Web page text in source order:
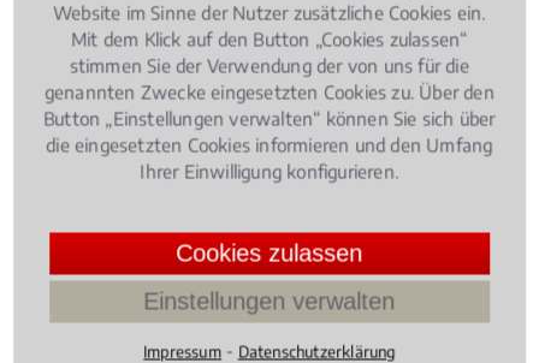
Fragen zur Online-Vermarktung
Ziehen Sie einen Experten ebenso zu Rate, wenn es
um Probleme bei der Online-Vermarktung von
Werken geht. Grundsätzlich gilt: Wer geschützte
Werke zumDownloadanbietet, begeht eine
Problem unserer (Internet-) Zeit, wogegen
zielgerichtet vorgegangen werden muss.
Presserechtliche Fragenstellungen
Website im Sinne der Nutzer zusätzliche Cookies ein.
Mit dem Klick auf den Button „Cookies zulassen“
stimmen Sie der Verwendung der von uns für die
genannten Zwecke eingesetzten Cookies zu. Über den
Button „Einstellungen verwalten“ können Sie sich über
die eingesetzten Cookies informieren und den Umfang
Ihrer Einwilligung konfigurieren.
Cookies zulassen
Einstellungen verwalten
Impressum ⁃ Datenschutzerklärung